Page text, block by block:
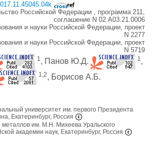
Российской Федерации , программа 211,
соглашение N 02.A03.21.0006
и науки Российской Федерации, проект
N 2277
и науки Российской Федерации, проект
N 5719
1 , Панов Ю.Д. 1 ,
1,2, Борисов А.Б.
университет им. первого Президента
Екатеринбург, Россия
металлов им. М.Н. Михеева Уральского
академии наук, Екатеринбург, Россия